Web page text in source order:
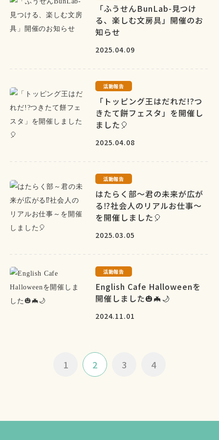
「ふうせんBunLab-見つけ
る、楽しむ文房具」開催のお
知らせ
2025.04.09
活動報告
「トッピング王はだれだ!?つ
きたて餅フェスタ」を開催し
ました🎈
2025.04.08
活動報告
はたらく部～君の未来が広が
る⁉社会人のリアルお仕事～
を開催しました🎈
2025.03.05
活動報告
English Cafe Halloweenを
開催しました🎃🦇🌙
2024.11.01
1 2 3 4